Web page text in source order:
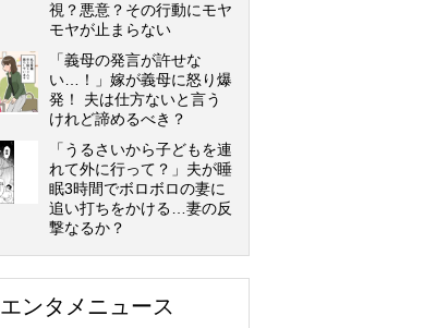
視？悪意？その行動にモヤ
モヤが止まらない
「義母の発言が許せな
い…！」嫁が義母に怒り爆
発！ 夫は仕方ないと言う
けれど諦めるべき？
「うるさいから子どもを連
れて外に行って？」夫が睡
眠3時間でボロボロの妻に
追い打ちをかける…妻の反
撃なるか？
エンタメニュース